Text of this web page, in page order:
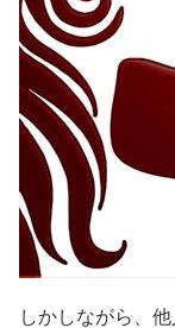
しかしながら、